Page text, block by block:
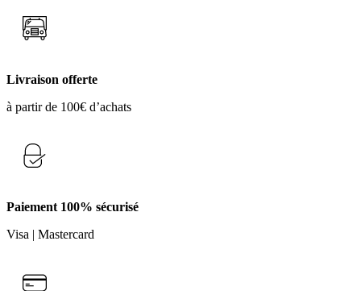
Livraison offerte
à partir de 100€ d’achats
Paiement 100% sécurisé
Visa | Mastercard